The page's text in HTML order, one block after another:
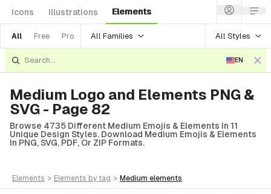
Icons Illustrations Elements
All Free Pro All Families All Styles
EN
Medium Logo and Elements PNG &
SVG - Page 82
Browse 4735 Different Medium Emojis & Elements In 11
Unique Design Styles. Download Medium Emojis & Elements
In PNG, SVG, PDF, Or ZIP Formats.
elements > elements by tag > medium elements